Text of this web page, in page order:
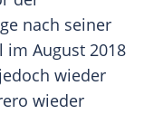
nach seiner
August 2018
wieder
wieder